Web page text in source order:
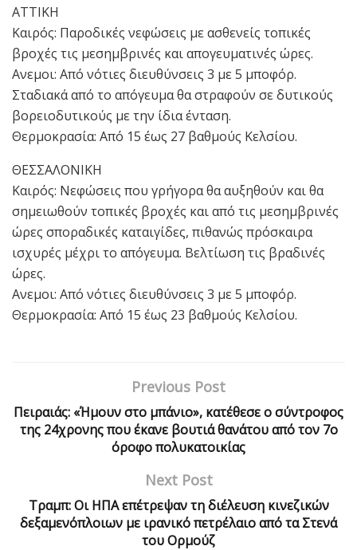
ΑΤΤΙΚΗ
Καιρός: Παροδικές νεφώσεις με ασθενείς τοπικές
βροχές τις μεσημβρινές και απογευματινές ώρες.
Ανεμοι: Από νότιες διευθύνσεις 3 με 5 μποφόρ.
Σταδιακά από το απόγευμα θα στραφούν σε δυτικούς
βορειοδυτικούς με την ίδια ένταση.
Θερμοκρασία: Από 15 έως 27 βαθμούς Κελσίου.
ΘΕΣΣΑΛΟΝΙΚΗ
Καιρός: Νεφώσεις που γρήγορα θα αυξηθούν και θα
σημειωθούν τοπικές βροχές και από τις μεσημβρινές
ώρες σποραδικές καταιγίδες, πιθανώς πρόσκαιρα
ισχυρές μέχρι το απόγευμα. Βελτίωση τις βραδινές
ώρες.
Ανεμοι: Από νότιες διευθύνσεις 3 με 5 μποφόρ.
Θερμοκρασία: Από 15 έως 23 βαθμούς Κελσίου.
Previous Post
Πειραιάς: «Ήμουν στο μπάνιο», κατέθεσε ο σύντροφος
της 24χρονης που έκανε βουτιά θανάτου από τον 7ο
όροφο πολυκατοικίας
Next Post
Τραμπ: Οι ΗΠΑ επέτρεψαν τη διέλευση κινεζικών
δεξαμενόπλοιων με ιρανικό πετρέλαιο από τα Στενά
του Ορμούζ